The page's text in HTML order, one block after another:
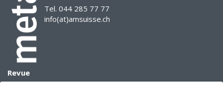
un
nouveau
business
hub
créatif
aux
portes
Tel. 044 285 77 77
info(at)amsuisse.ch
Revue
Archives